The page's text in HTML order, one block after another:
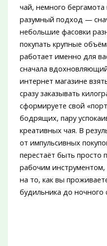
чай, немного
разумный подход —
небольшие фасовки
покупать крупные
работает именно для
сначала
интернет магазине
сразу заказывать
сформируете свой
бодрящих, пару
креативных чая. В
от импульсивных
перестаёт быть просто
рабочим
на то, как вы
будильника до ночного